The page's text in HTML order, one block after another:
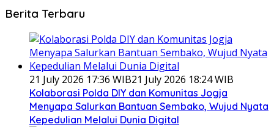
Berita Terbaru
21 July 2026 17:36 WIB21 July 2026 18:24 WIB
Kolaborasi Polda DIY dan Komunitas Jogja
Menyapa Salurkan Bantuan Sembako, Wujud Nyata
Kepedulian Melalui Dunia Digital